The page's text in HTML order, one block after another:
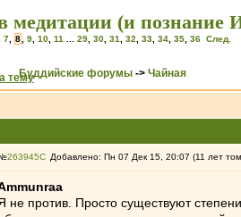
медитации (и познание
7 8 9 10 11 29 30 31 32 33 34 35 36 След.
Буддийские форумы -> Чайная
263945 Добавлено: Пн 07 Дек 15, 20:07 (11 лет
не против. Просто существуют